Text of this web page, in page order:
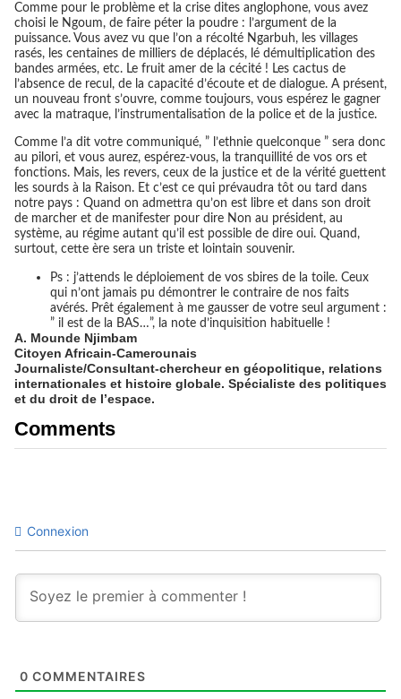
Comme pour le problème et la crise dites anglophone, vous avez
choisi le Ngoum, de faire péter la poudre : l’argument de la
puissance. Vous avez vu que l’on a récolté Ngarbuh, les villages
rasés, les centaines de milliers de déplacés, lé démultiplication des
bandes armées, etc. Le fruit amer de la cécité ! Les cactus de
l’absence de recul, de la capacité d’écoute et de dialogue. A présent,
un nouveau front s’ouvre, comme toujours, vous espérez le gagner
avec la matraque, l’instrumentalisation de la police et de la justice.
Comme l’a dit votre communiqué, ” l’ethnie quelconque ” sera donc
au pilori, et vous aurez, espérez-vous, la tranquillité de vos ors et
fonctions. Mais, les revers, ceux de la justice et de la vérité guettent
les sourds à la Raison. Et c’est ce qui prévaudra tôt ou tard dans
notre pays : Quand on admettra qu’on est libre et dans son droit
de marcher et de manifester pour dire Non au président, au
système, au régime autant qu’il est possible de dire oui. Quand,
surtout, cette ère sera un triste et lointain souvenir.
Ps : j’attends le déploiement de vos sbires de la toile. Ceux
qui n’ont jamais pu démontrer le contraire de nos faits
avérés. Prêt également à me gausser de votre seul argument :
” il est de la BAS…”, la note d’inquisition habituelle !
A. Mounde Njimbam
Citoyen Africain-Camerounais
Journaliste/Consultant-chercheur en géopolitique, relations
internationales et histoire globale. Spécialiste des politiques
et du droit de l’espace.
Comments
Connexion
0 COMMENTAIRES